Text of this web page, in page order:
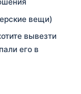
вещи)
вывезти
его в